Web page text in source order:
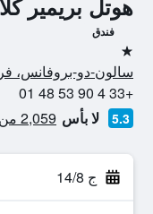
هوتل بريمير
فندق
نجمة واحدة
سالون-دو-بروفانس،
+33 4 90 53 48 01
5.3 لا بأس 2,059 من التقييمات تم التحقق منها
ج 14/8